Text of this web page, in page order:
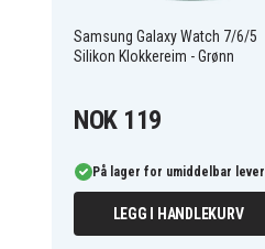
Farge
Samsung Galaxy Watch 7/6/5
Silikon Klokkereim - Grønn
NOK 119
På lager for umiddelbar
LEGG I HANDLEKURV